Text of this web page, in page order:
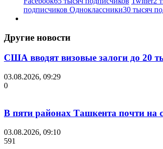
подписчиков Одноклассники30 тысяч
Другие новости
США вводят визовые залоги до 20
03.08.2026, 09:29
0
В пяти районах Ташкента почти на
03.08.2026, 09:10
591